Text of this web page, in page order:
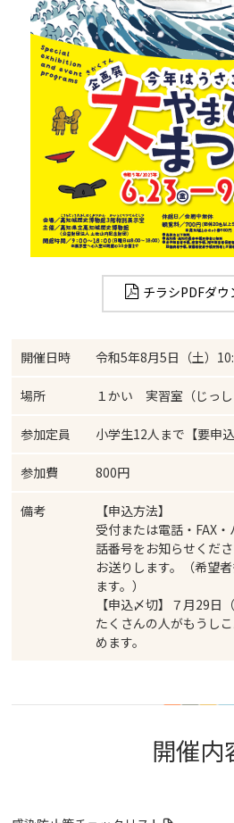
チラシPDFダウ
開催日時 令和5年8月5日（土）
場所 １かい 実習室（じっし
参加定員 小学生12人まで【要申込
参加費 800円
備考
【申込方法】
受付または電話・FAX
話番号をお知らせくだ
お送りします。（希望
ます。）
【申込〆切】７月29日（
たくさんの人がもうし
めます。
開催内